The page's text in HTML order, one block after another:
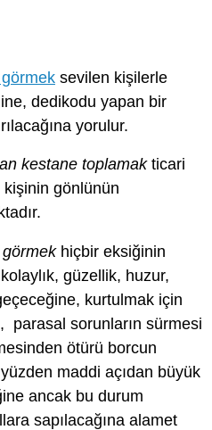
sevilen kişilerle
dedikodu yapan bir
yorulur.
kestane toplamakticari
kişinin gönlünün
hiçbir eksiğinin
güzellik, huzur,
kurtulmak için
parasal sorunların sürmesi
ötürü borcun
maddi açıdan büyük
ancak bu durum
sapılacağına alamet